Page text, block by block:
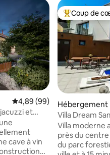
Évaluation moyenne sur la
4,89 (99)
et
cave à vin
Coups de
Coup de
Hébergement
Villa Dream
bazenom
Villa moderne
près du centre
du parc